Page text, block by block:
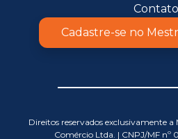
Contato
Cadastre-se no
Direitos reservados exclusivamente
Comércio Ltda. | CNPJ/MF nº